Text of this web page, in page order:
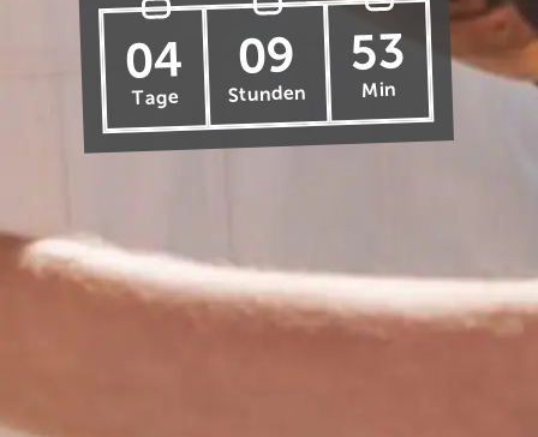
04
Tage
09
Stunden
53
Min